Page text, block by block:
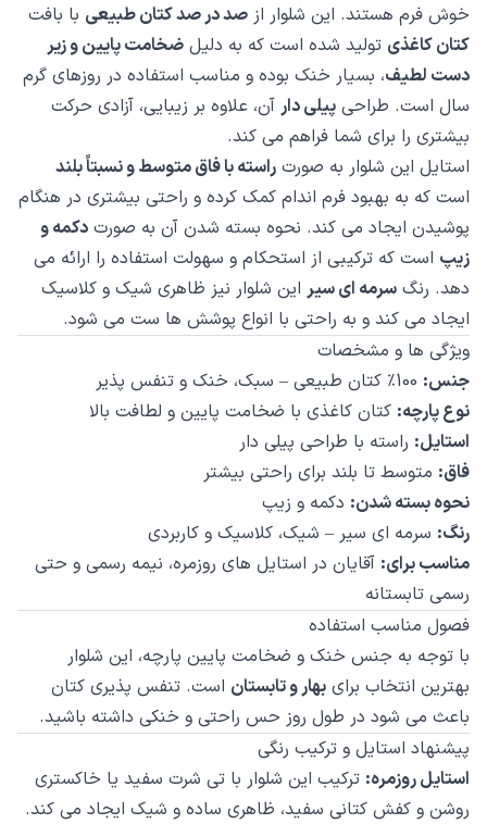
خوش فرم هستند. این شلوار از صد در صد کتان طبیعی با بافت
کتان کاغذی تولید شده است که به دلیل ضخامت پایین و زیر
دست لطیف، بسیار خنک بوده و مناسب استفاده در روزهای گرم
سال است. طراحی پیلی دار آن، علاوه بر زیبایی، آزادی حرکت
بیشتری را برای شما فراهم می کند.
استایل این شلوار به صورت راسته با فاق متوسط و نسبتاً بلند
است که به بهبود فرم اندام کمک کرده و راحتی بیشتری در هنگام
پوشیدن ایجاد می کند. نحوه بسته شدن آن به صورت دکمه و
زیپ است که ترکیبی از استحکام و سهولت استفاده را ارائه می
دهد. رنگ سرمه ای سیر این شلوار نیز ظاهری شیک و کلاسیک
ایجاد می کند و به راحتی با انواع پوشش ها ست می شود.
ویژگی ها و مشخصات
جنس:
نوع پارچه: کتان کاغذی با ضخامت پایین و لطافت بالا
استایل: راسته با طراحی پیلی دار
فاق: متوسط تا بلند برای راحتی بیشتر
نحوه بسته شدن: دکمه و زیپ
رنگ: سرمه ای سیر – شیک، کلاسیک و کاربردی
مناسب برای: آقایان در استایل های روزمره، نیمه رسمی و حتی
رسمی تابستانه
فصول مناسب استفاده
با توجه به جنس خنک و ضخامت پایین پارچه، این شلوار
بهترین انتخاب برای بهار و تابستان است. تنفس پذیری کتان
باعث می شود در طول روز حس راحتی و خنکی داشته باشید.
پیشنهاد استایل و ترکیب رنگی
استایل روزمره: ترکیب این شلوار با تی شرت سفید یا خاکستری
روشن و کفش کتانی سفید، ظاهری ساده و شیک ایجاد می کند.